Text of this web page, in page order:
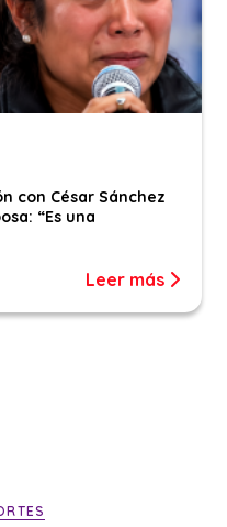
con César Sánchez
“Es una
Leer más